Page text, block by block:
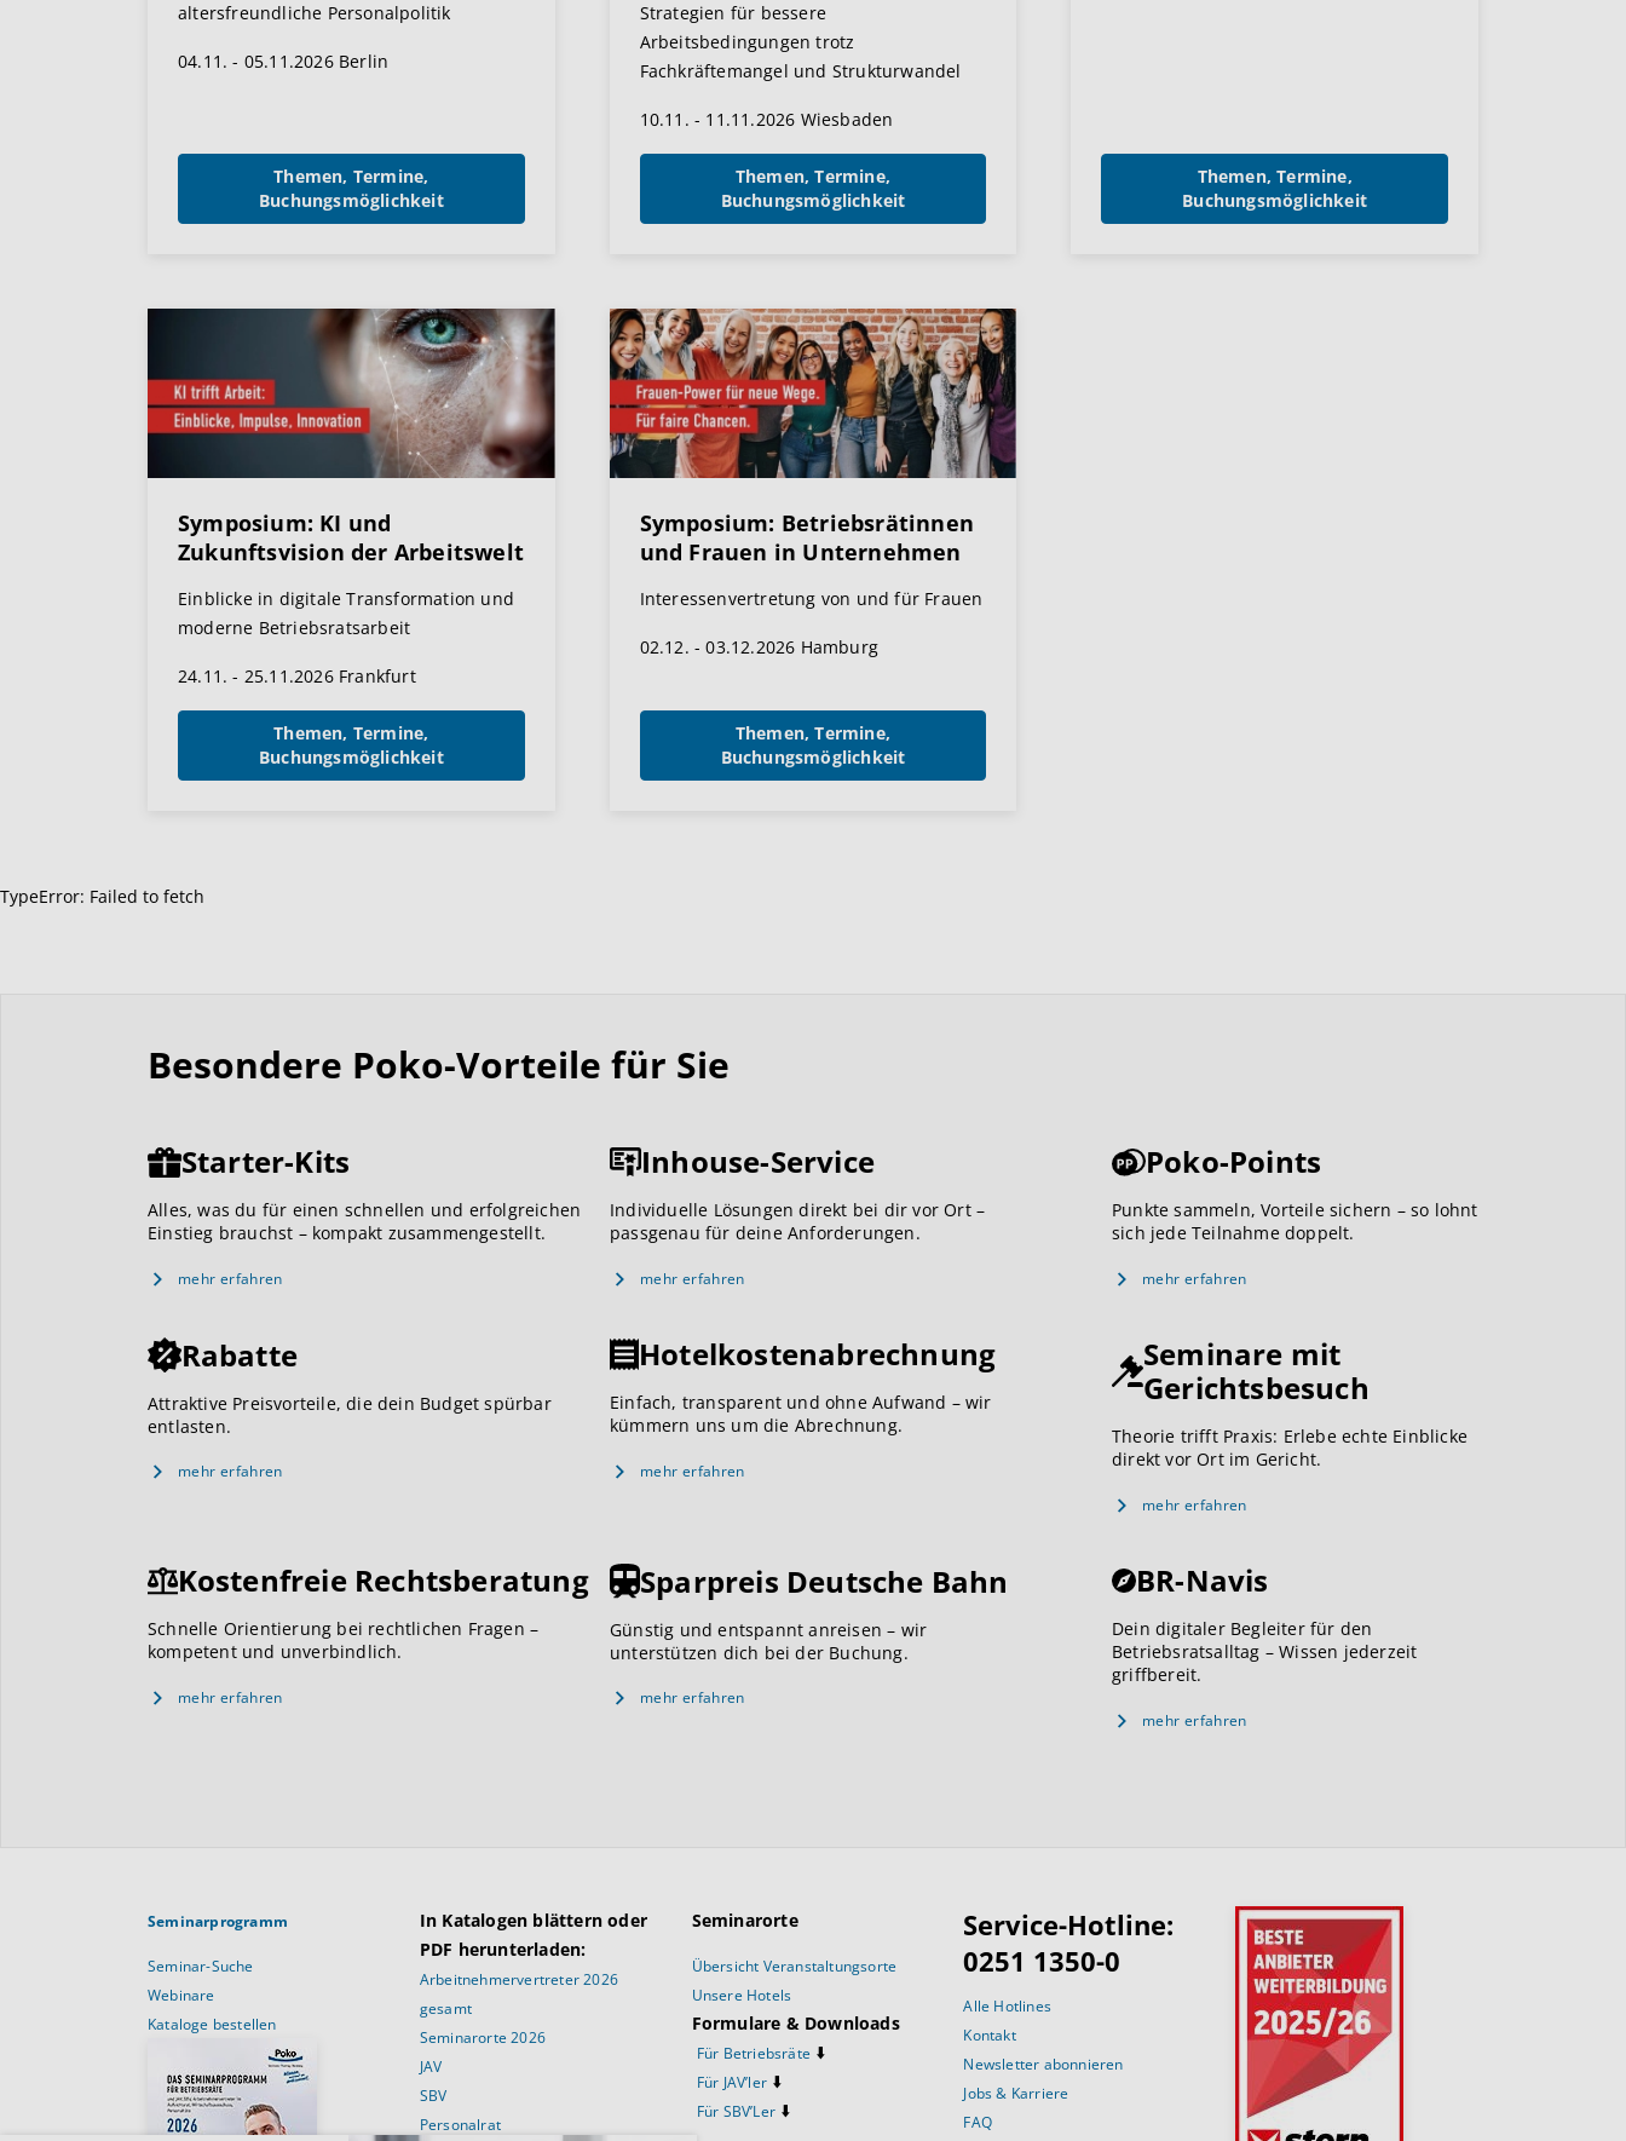
altersfreundliche Personalpolitik
04.11. - 05.11.2026 Berlin
Themen, Termine,
Buchungsmöglichkeit
Strategien für bessere
Arbeitsbedingungen trotz
Fachkräftemangel und Strukturwandel
10.11. - 11.11.2026 Wiesbaden
Themen, Termine,
Buchungsmöglichkeit
Themen, Termine,
Buchungsmöglichkeit
Symposium: KI und
Zukunftsvision der Arbeitswelt
Einblicke in digitale Transformation und
moderne Betriebsratsarbeit
24.11. - 25.11.2026 Frankfurt
Themen, Termine,
Buchungsmöglichkeit
Symposium: Betriebsrätinnen
und Frauen in Unternehmen
Interessenvertretung von und für Frauen
02.12. - 03.12.2026 Hamburg
Themen, Termine,
Buchungsmöglichkeit
TypeError: Failed to fetch
Besondere Poko-Vorteile für Sie
Starter-Kits
Alles, was du für einen schnellen und erfolgreichen
Einstieg brauchst – kompakt zusammengestellt.
mehr erfahren
Inhouse-Service
Individuelle Lösungen direkt bei dir vor Ort –
passgenau für deine Anforderungen.
mehr erfahren
Poko-Points
Punkte sammeln, Vorteile sichern – so lohnt
sich jede Teilnahme doppelt.
mehr erfahren
Rabatte
Attraktive Preisvorteile, die dein Budget spürbar
entlasten.
mehr erfahren
Hotelkostenabrechnung
Einfach, transparent und ohne Aufwand – wir
kümmern uns um die Abrechnung.
mehr erfahren
Seminare mit
Gerichtsbesuch
Theorie trifft Praxis: Erlebe echte Einblicke
direkt vor Ort im Gericht.
mehr erfahren
Kostenfreie Rechtsberatung
Schnelle Orientierung bei rechtlichen Fragen –
kompetent und unverbindlich.
mehr erfahren
Sparpreis Deutsche Bahn
Günstig und entspannt anreisen – wir
unterstützen dich bei der Buchung.
mehr erfahren
BR-Navis
Dein digitaler Begleiter für den
Betriebsratsalltag – Wissen jederzeit
griffbereit.
mehr erfahren
Seminarprogramm
Seminar-Suche
Webinare
Kataloge bestellen
In Katalogen blättern oder
PDF herunterladen:
Arbeitnehmervertreter 2026
gesamt
Seminarorte 2026
JAV
SBV
Personalrat
Seminarorte
Übersicht Veranstaltungsorte
Unsere Hotels
Formulare & Downloads
Für Betriebsräte ⬇️
Für JAV’ler ⬇️
Für SBV’Ler ⬇️
Service-Hotline:
0251 1350-0
Alle Hotlines
Kontakt
Newsletter abonnieren
Jobs & Karriere
FAQ